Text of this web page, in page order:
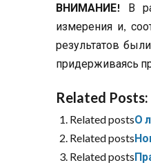
ВНИМАНИЕ! В
измерения и,
результатов
придерживаясь
Related Posts:
Related postsО
Related posts
Related posts